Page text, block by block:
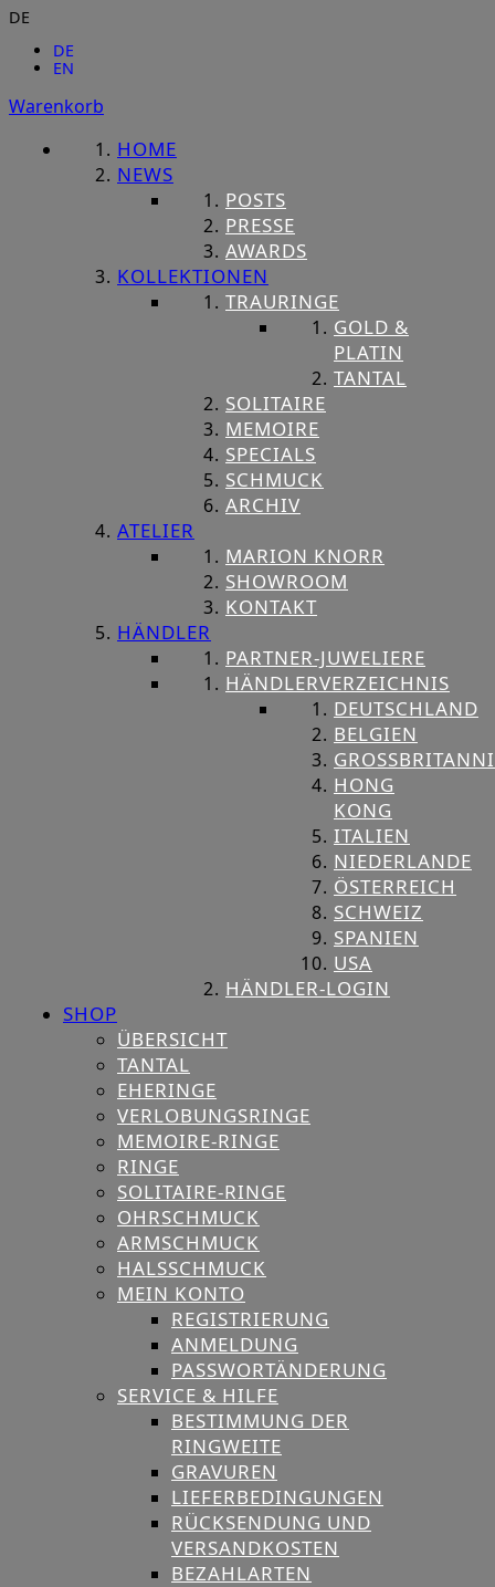
DE
DE
EN
Warenkorb
HOME
NEWS
POSTS
PRESSE
AWARDS
KOLLEKTIONEN
TRAURINGE
GOLD &
PLATIN
TANTAL
SOLITAIRE
MEMOIRE
SPECIALS
SCHMUCK
ARCHIV
ATELIER
MARION KNORR
SHOWROOM
KONTAKT
HÄNDLER
PARTNER-JUWELIERE
HÄNDLERVERZEICHNIS
DEUTSCHLAND
BELGIEN
HONG
KONG
ITALIEN
NIEDERLANDE
ÖSTERREICH
SCHWEIZ
SPANIEN
USA
HÄNDLER-LOGIN
SHOP
ÜBERSICHT
TANTAL
EHERINGE
VERLOBUNGSRINGE
MEMOIRE-RINGE
RINGE
SOLITAIRE-RINGE
OHRSCHMUCK
ARMSCHMUCK
HALSSCHMUCK
MEIN KONTO
REGISTRIERUNG
ANMELDUNG
PASSWORTÄNDERUNG
SERVICE & HILFE
BESTIMMUNG DER
RINGWEITE
GRAVUREN
LIEFERBEDINGUNGEN
RÜCKSENDUNG UND
VERSANDKOSTEN
BEZAHLARTEN